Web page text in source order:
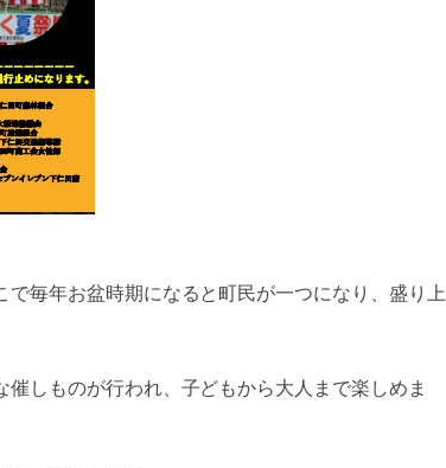
毎年お盆時期になると町民が一つになり、盛り上
しものが行われ、子どもから大人まで楽しめま